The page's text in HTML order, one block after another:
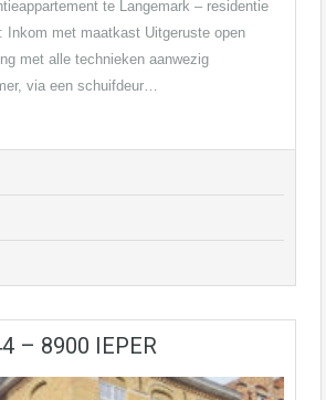
te Langemark – residentie
Inkom met maatkast Uitgeruste open
met alle technieken aanwezig
via een schuifdeur…
– 8900 IEPER